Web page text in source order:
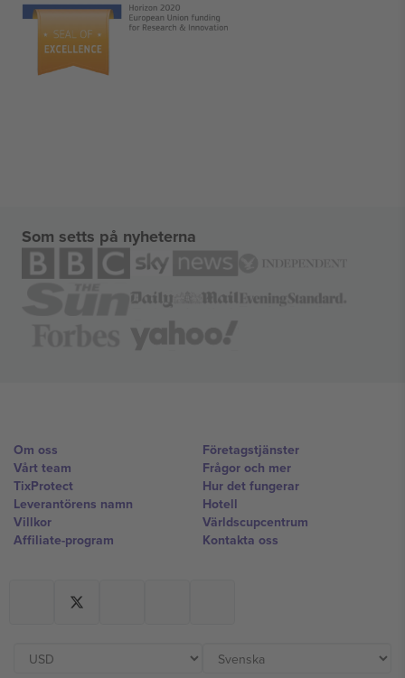
Som setts på nyheterna
Om oss
Vårt team
TixProtect
Leverantörens namn
Villkor
Affiliate-program
Företagstjänster
Frågor och mer
Hur det fungerar
Hotell
Världscupcentrum
Kontakta oss